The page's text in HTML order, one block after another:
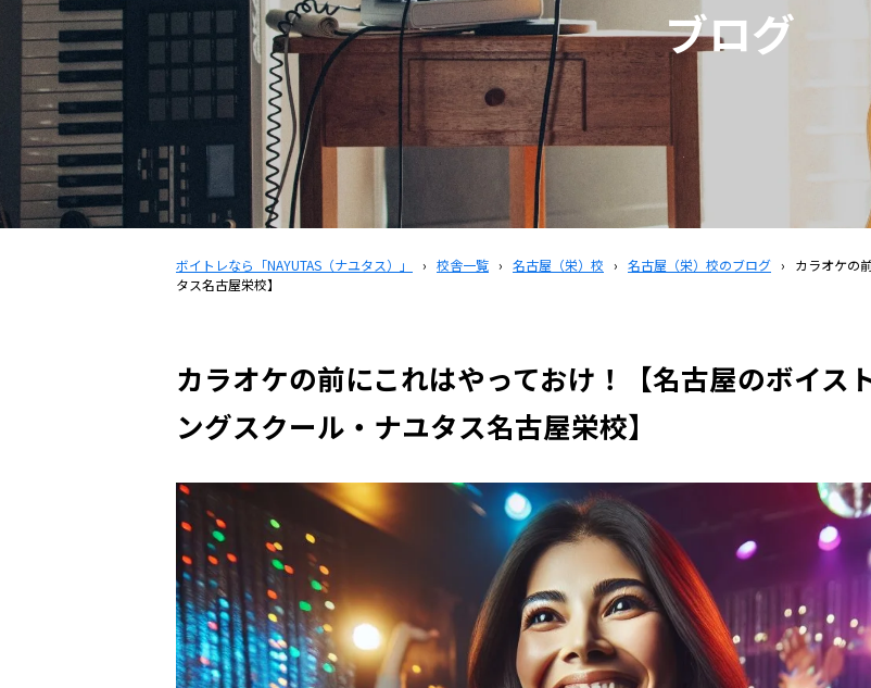
ブログ
ボイトレなら「NAYUTAS（ナユタス）」 › 校舎一覧 › 名古屋（栄）校 › 名古屋（栄）校のブログ ›
カラオケの
タス名古屋栄校】
カラオケの前にこれはやっておけ！【名古屋のボイス
ングスクール・ナユタス名古屋栄校】